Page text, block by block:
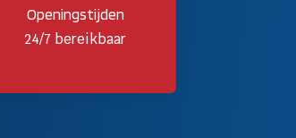
Openingstijden
24/7 bereikbaar